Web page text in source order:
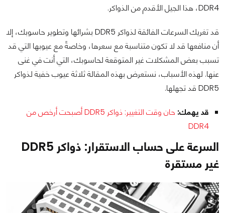
DDR4، هذا الجيل الأقدم من الذواكر.
قد تغريك السرعات الفائقة لذواكر DDR5 بشرائها وتطوير حاسوبك، إلا
أن منافعها قد لا تكون متناسبة مع سعرها، وخاصةً مع عيوبها التي قد
تسبب بعض المشكلات غير المتوقعة لحاسوبك، التي أنت في غنى
عنها. لهذه الأسباب، نستعرض بهذه المقالة ثلاثة عيوب خفية لذواكر
DDR5 قد تجهلها.
قد يهمك:
حان وقت التغيير: ذواكر DDR5 أصبحت أرخص من
DDR4
السرعة على حساب الاستقرار: ذواكر DDR5
غير مستقرة